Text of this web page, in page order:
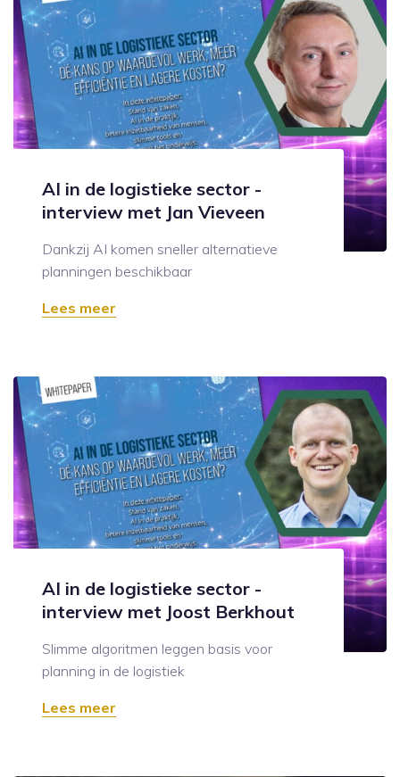
AI in de logistieke sector -
interview met Jan Vieveen
Dankzij AI komen sneller alternatieve
planningen beschikbaar
Lees meer
AI in de logistieke sector -
interview met Joost Berkhout
Slimme algoritmen leggen basis voor
planning in de logistiek
Lees meer